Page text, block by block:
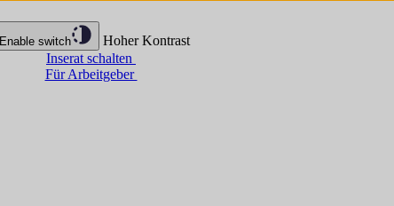
Enable switch
Hoher Kontrast
Inserat schalten
Für Arbeitgeber